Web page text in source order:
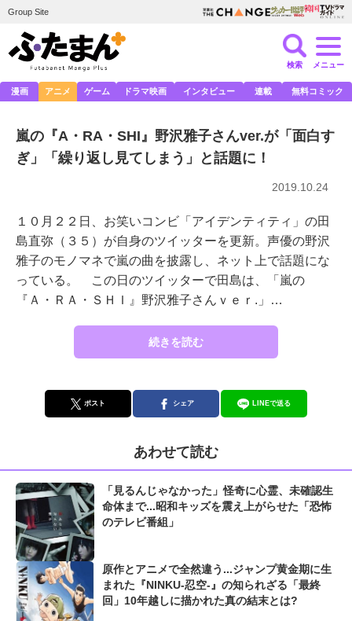
Group Site
検索 メニュー
漫画 アニメ ゲーム ドラマ映画 インタビュー 連載 無料コミック
嵐の『A・RA・SHI』野沢雅子さんver.が「面白す
ぎ」「繰り返し見てしまう」と話題に！
2019.10.24
１０月２２日、お笑いコンビ「アイデンティティ」の田
島直弥（３５）が自身のツイッターを更新。声優の野沢
雅子のモノマネで嵐の曲を披露し、ネット上で話題にな
っている。 この日のツイッターで田島は、「嵐の
『Ａ・ＲＡ・ＳＨＩ』野沢雅子さんｖｅｒ.」…
続きを読む
ポスト シェア LINEで送る
あわせて読む
「見るんじゃなかった」怪奇に心霊、未確認生
命体まで...昭和キッズを震え上がらせた「恐怖
のテレビ番組」
原作とアニメで全然違う...ジャンプ黄金期に生
まれた『NINKU-忍空-』の知られざる「最終
回」10年越しに描かれた真の結末とは?